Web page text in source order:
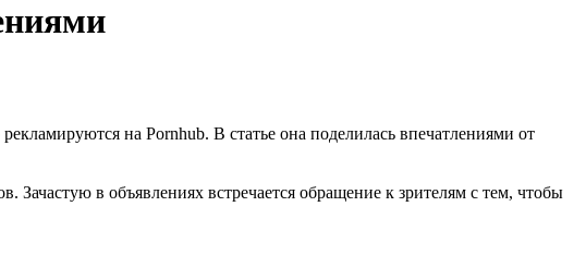
на Pornhub. В статье она поделилась впечатлениями от
в объявлениях встречается обращение к зрителям с тем, чтобы